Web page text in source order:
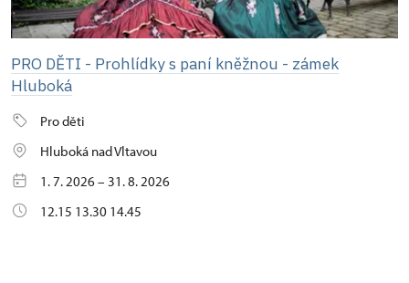
PRO DĚTI - Prohlídky s paní kněžnou - zámek
Hluboká
Pro děti
Hluboká nad Vltavou
1. 7. 2026 – 31. 8. 2026
12.15 13.30 14.45